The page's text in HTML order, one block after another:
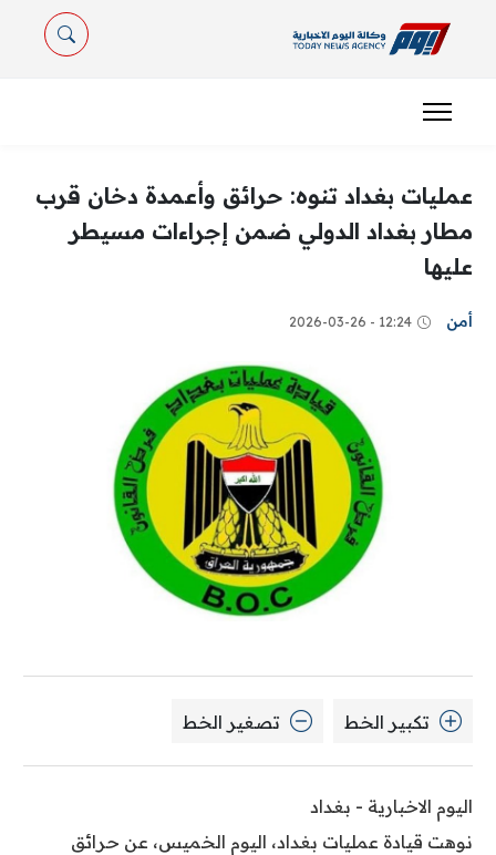
عمليات بغداد تنوه: حرائق وأعمدة دخان قرب
مطار بغداد الدولي ضمن إجراءات مسيطر
عليها
أمن 12:24 - 2026-03-26
تكبير الخط تصغير الخط
اليوم الاخبارية - بغداد
نوهت قيادة عمليات بغداد، اليوم الخميس، عن حرائق